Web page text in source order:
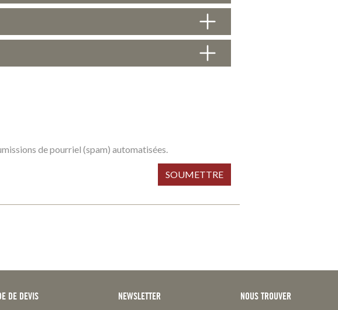
de pourriel (spam) automatisées.
SOUMETTRE
DE DEVIS NEWSLETTER NOUS TROUVER